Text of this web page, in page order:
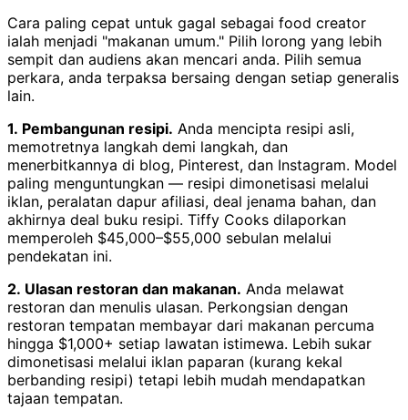
Cara paling cepat untuk gagal sebagai food creator
ialah menjadi "makanan umum." Pilih lorong yang lebih
sempit dan audiens akan mencari anda. Pilih semua
perkara, anda terpaksa bersaing dengan setiap generalis
lain.
1. Pembangunan resipi. Anda mencipta resipi asli,
memotretnya langkah demi langkah, dan
menerbitkannya di blog, Pinterest, dan Instagram. Model
paling menguntungkan — resipi dimonetisasi melalui
iklan, peralatan dapur afiliasi, deal jenama bahan, dan
akhirnya deal buku resipi. Tiffy Cooks dilaporkan
memperoleh $45,000–$55,000 sebulan melalui
pendekatan ini.
2. Ulasan restoran dan makanan. Anda melawat
restoran dan menulis ulasan. Perkongsian dengan
restoran tempatan membayar dari makanan percuma
hingga $1,000+ setiap lawatan istimewa. Lebih sukar
dimonetisasi melalui iklan paparan (kurang kekal
berbanding resipi) tetapi lebih mudah mendapatkan
tajaan tempatan.